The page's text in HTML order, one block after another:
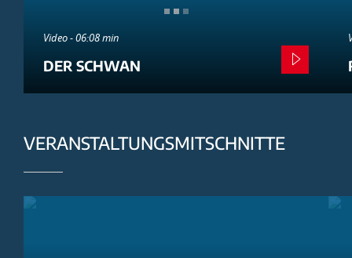
Video - 06:08 min
DER SCHWAN
VERANSTALTUNGSMITSCHNITTE